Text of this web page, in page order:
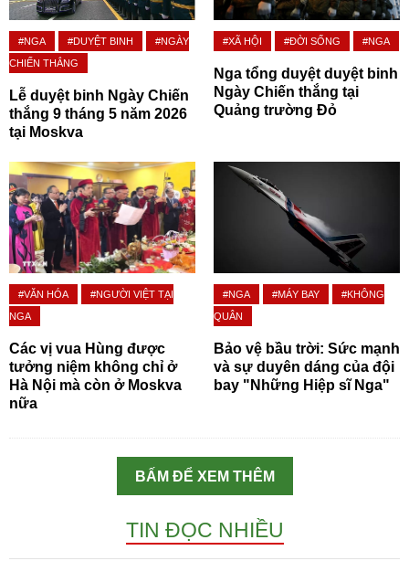
#NGA #DUYỆT BINH
#NGÀY
CHIẾN THẮNG
Lễ duyệt binh Ngày Chiến
thắng 9 tháng 5 năm 2026
tại Moskva
#XÃ HỘI #ĐỜI SỐNG #NGA
Nga tổng duyệt duyệt binh
Ngày Chiến thắng tại
Quảng trường Đỏ
#VĂN HÓA
#NGƯỜI VIỆT TẠI
NGA
Các vị vua Hùng được
tưởng niệm không chỉ ở
Hà Nội mà còn ở Moskva
nữa
#NGA #MÁY BAY
#KHÔNG
QUÂN
Bảo vệ bầu trời: Sức mạnh
và sự duyên dáng của đội
bay "Những Hiệp sĩ Nga"
BẤM ĐỂ XEM THÊM
TIN ĐỌC NHIỀU